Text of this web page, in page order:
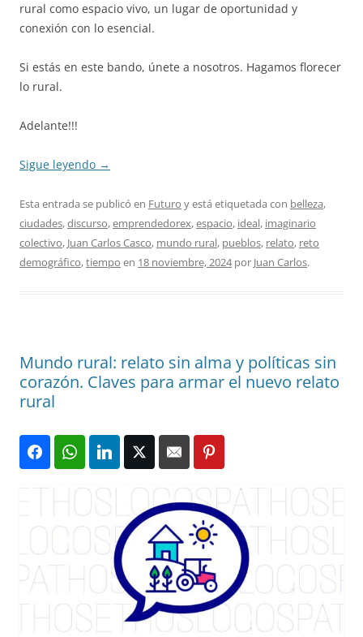
rural como espacio vivo, un lugar de oportunidad y
conexión con lo esencial.
Si estás en este bando, únete a nosotros. Hagamos florecer
lo rural.
Adelante!!!
Sigue leyendo →
Esta entrada se publicó en Futuro y está etiquetada con belleza,
ciudades,discurso,emprendedorex,espacio, ideal, imaginario
colectivo, Juan Carlos Casco, mundo rural, pueblos, relato, reto
demográfico,tiempo en 18 noviembre, 2024por Juan Carlos.
Mundo rural: relato sin alma y políticas sin
corazón. Claves para armar el nuevo relato
rural